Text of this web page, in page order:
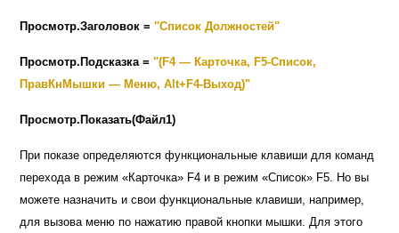
Просмотр.Заголовок ="Список Должностей"
Просмотр.Подсказка = "(F4 — Карточка, F5-Список,
ПравКнМышки — Меню, Alt+F4-Выход)"
Просмотр.Показать(Файл1)
При показе определяются функциональные клавиши для команд
перехода в режим «Карточка» F4и в режим «Список» F5. Но вы
можете назначить и свои функциональные клавиши, например,
для вызова меню по нажатию правой кнопки мышки. Для этого